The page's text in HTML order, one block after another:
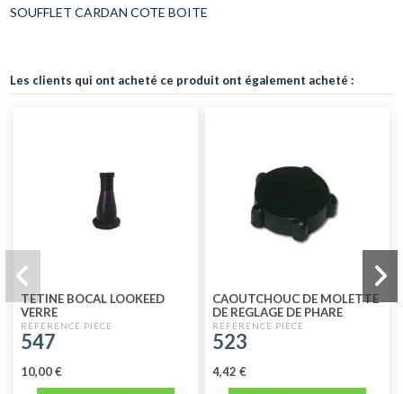
SOUFFLET CARDAN COTE BOITE
Les clients qui ont acheté ce produit ont également acheté :
TETINE BOCAL LOOKEED
VERRE
547
10,00 €
CAOUTCHOUC DE MOLETTE
DE REGLAGE DE PHARE
523
4,42 €